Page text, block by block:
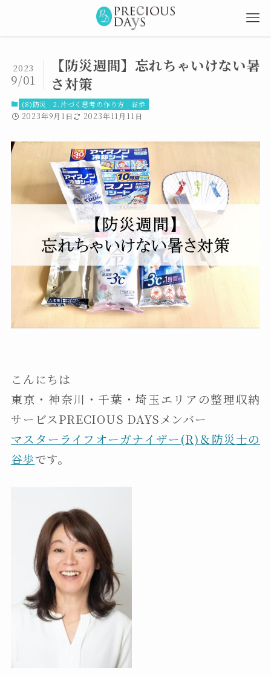
【防災週間】忘れちゃいけない暑
さ対策
2023
9/01
(8)防災 2.片づく思考の作り方 谷歩
2023年9月1日 2023年11月11日
こんにちは
東京・神奈川・千葉・埼玉エリアの整理収納
サービスPRECIOUS DAYSメンバー
マスターライフオーガナイザー(R)＆防災士の
谷歩です。